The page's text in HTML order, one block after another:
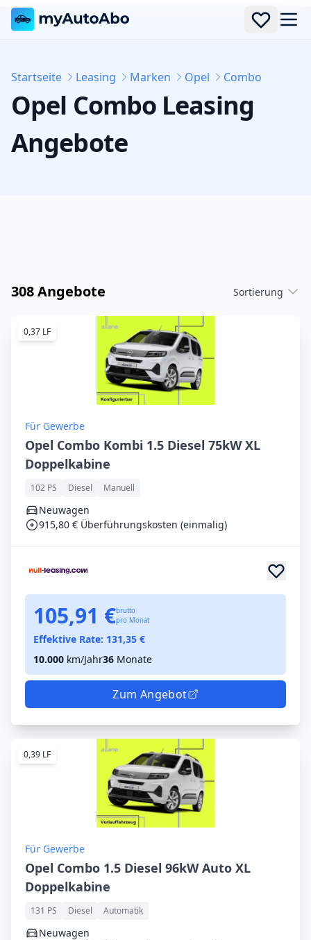
Startseite Leasing Marken Opel Combo
Opel Combo Leasing
Angebote
308 Angebote Sortierung
0,37 LF
Für Gewerbe
Opel Combo Kombi 1.5 Diesel 75kW XL
Doppelkabine
102 PS Diesel Manuell
Neuwagen
915,80 € Überführungskosten (einmalig)
105,91 €brutto
pro Monat
Effektive Rate: 131,35 €
10.000 km/Jahr36 Monate
Zum Angebot
0,39 LF
Für Gewerbe
Opel Combo 1.5 Diesel 96kW Auto XL
Doppelkabine
131 PS Diesel Automatik
Neuwagen